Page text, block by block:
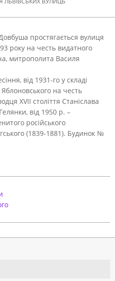
простягається вулиця
року на честь видатного
митрополита Василя
від 1931-го у складі
на честь
XVII століття Станіслава
від 1950 р. –
російського
(1839-1881). Будинок №